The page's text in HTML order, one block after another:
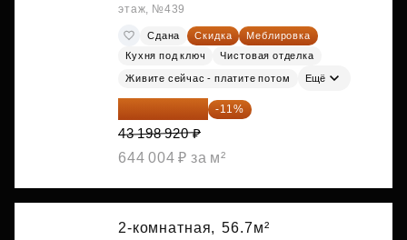
этаж, №439
Сдана Скидка
Меблировка
Кухня под ключ
Чистовая отделка
Живите сейчас - платите потом Ещё
38 447 039 ₽ -11%
43 198 920 ₽
644 004 ₽ за м²
2-комнатная, 56.7м²